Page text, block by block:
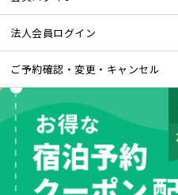
法人会員ログイン
ご予約確認・変更・キャンセル